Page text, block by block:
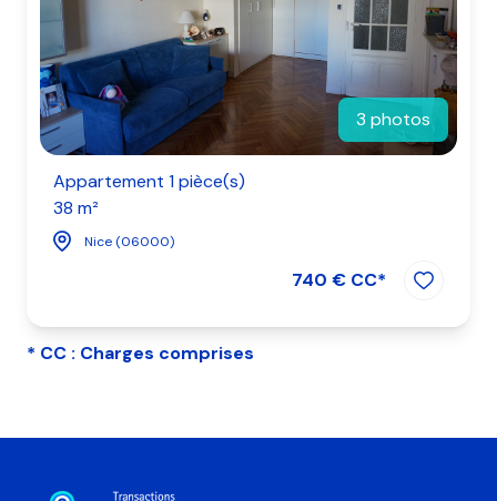
3 photos
Appartement 1 pièce(s)
38 m²
Nice (06000)
740 € CC*
* CC : Charges comprises